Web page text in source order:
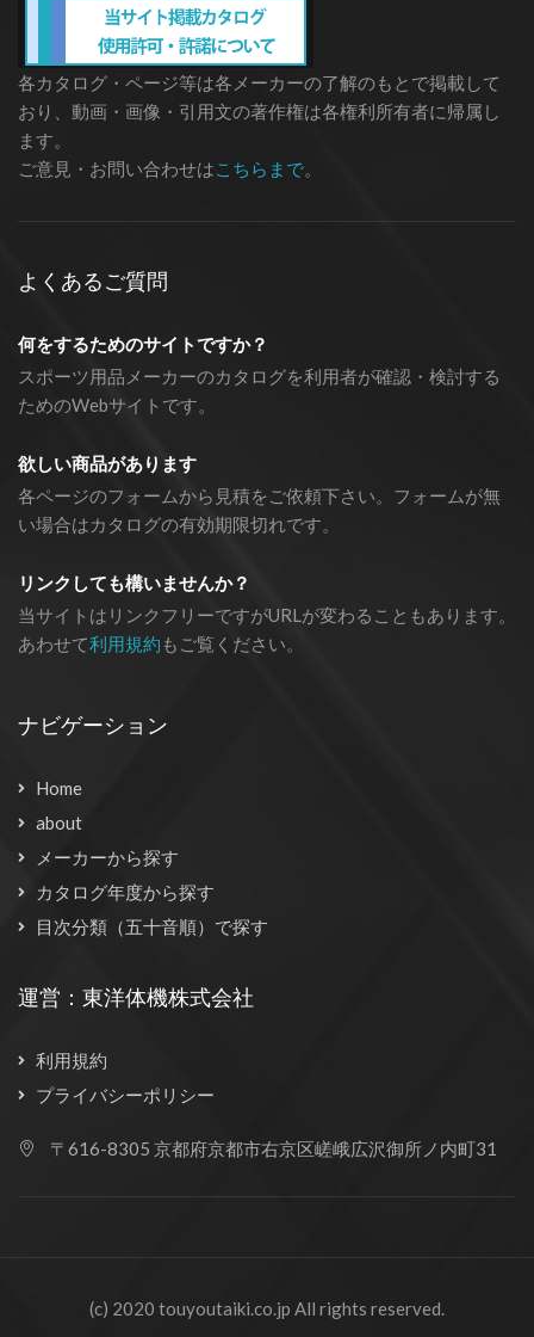
各カタログ・ページ等は各メーカーの了解のもとで掲載して
おり、動画・画像・引用文の著作権は各権利所有者に帰属し
ます。
ご意見・お問い合わせはこちらまで。
よくあるご質問
何をするためのサイトですか？
スポーツ用品メーカーのカタログを利用者が確認・検討する
ためのWebサイトです。
欲しい商品があります
各ページのフォームから見積をご依頼下さい。フォームが無
い場合はカタログの有効期限切れです。
リンクしても構いませんか？
当サイトはリンクフリーですがURLが変わることもあります。
あわせて利用規約 もご覧ください。
ナビゲーション
Home
about
メーカーから探す
カタログ年度から探す
目次分類（五十音順）で探す
運営：東洋体機株式会社
利用規約
プライバシーポリシー
〒616-8305 京都府京都市右京区嵯峨広沢御所ノ内町31
(c) 2020 touyoutaiki.co.jp All rights reserved.